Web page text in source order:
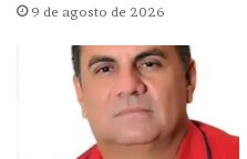
9 de agosto de 2026